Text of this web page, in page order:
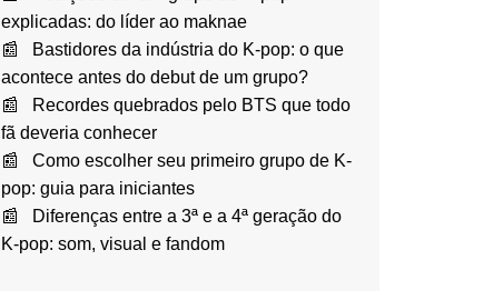
explicadas: do líder ao maknae
Bastidores da indústria do K-pop: o que
acontece antes do debut de um grupo?
Recordes quebrados pelo BTS que todo
fã deveria conhecer
Como escolher seu primeiro grupo de K-
pop: guia para iniciantes
Diferenças entre a 3ª e a 4ª geração do
K-pop: som, visual e fandom